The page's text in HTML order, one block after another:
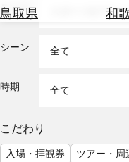
鳥取県
和
を
を
見
る
テーマ スポーツ&アウト
シーン 全て
時期 全て
こだわり
入場・拝観券 ツアー・周